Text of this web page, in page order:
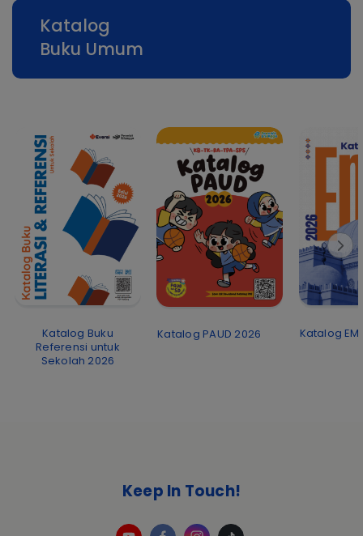
Katalog
Buku Umum
Katalog Buku
Referensi untuk
Sekolah 2026
Katalog PAUD 2026 Katalog
Keep In Touch!